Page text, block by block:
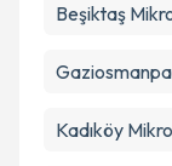
Beşiktaş
Kadıköy